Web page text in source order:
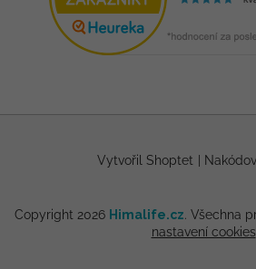
Vytvořil Shoptet
Copyright 2026 Himalife.cz. Všechna
nastavení cookies